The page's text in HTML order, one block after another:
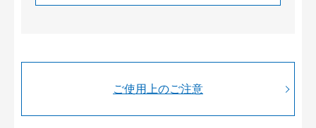
ご使用上のご注意